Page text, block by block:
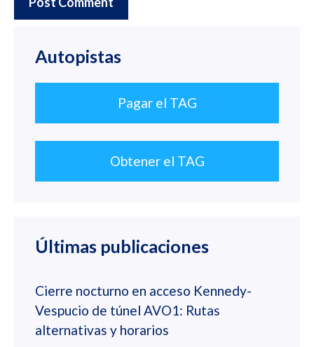
Autopistas
Pagar el TAG
Obtener el TAG
Últimas publicaciones
Cierre nocturno en acceso Kennedy-
Vespucio de túnel AVO1: Rutas
alternativas y horarios